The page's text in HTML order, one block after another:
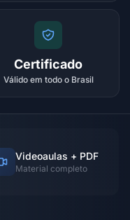
Certificado
Válido em todo o Brasil
Videoaulas + PDF
Material completo